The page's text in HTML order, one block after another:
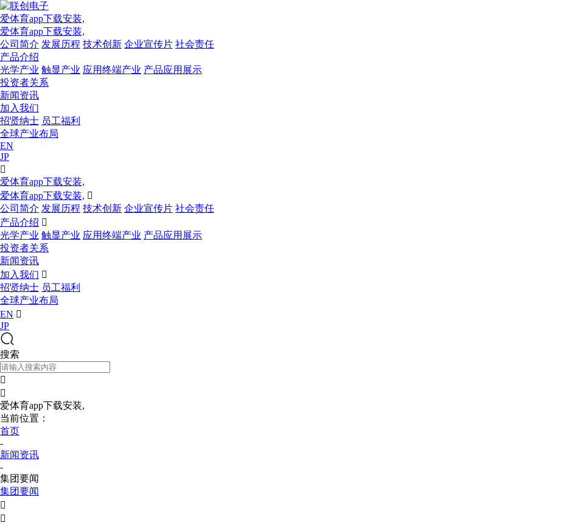
爱体育app下载安装,
爱体育app下载安装,
公司简介 发展历程 技术创新 企业宣传片 社会责任
产品介绍
光学产业 触显产业 应用终端产业 产品应用展示
投资者关系
新闻资讯
加入我们
招贤纳士 员工福利
全球产业布局
EN
JP

爱体育app下载安装,
爱体育app下载安装, 
公司简介 发展历程 技术创新 企业宣传片 社会责任
产品介绍 
光学产业 触显产业 应用终端产业 产品应用展示
投资者关系
新闻资讯
加入我们 
招贤纳士 员工福利
全球产业布局
EN 
JP
搜索


爱体育app下载安装,
当前位置：
首页
-
新闻资讯
-
集团要闻
集团要闻

